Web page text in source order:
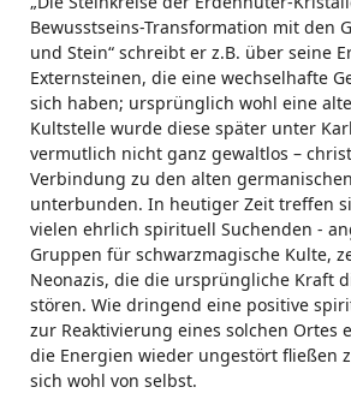
Bewusstseins-Transformation mit den
und Stein“ schreibt er z.B. über seine
Externsteinen, die eine wechselhafte
sich haben; ursprünglich wohl eine
Kultstelle wurde diese später unter
vermutlich nicht ganz gewaltlos –
Verbindung zu den alten
unterbunden. In heutiger Zeit treffen
vielen ehrlich spirituell Suchenden -
Gruppen für schwarzmagische Kulte,
Neonazis, die die ursprüngliche Kraft
stören. Wie dringend eine positive
zur Reaktivierung eines solchen Ortes
die Energien wieder ungestört fließen
sich wohl von selbst.